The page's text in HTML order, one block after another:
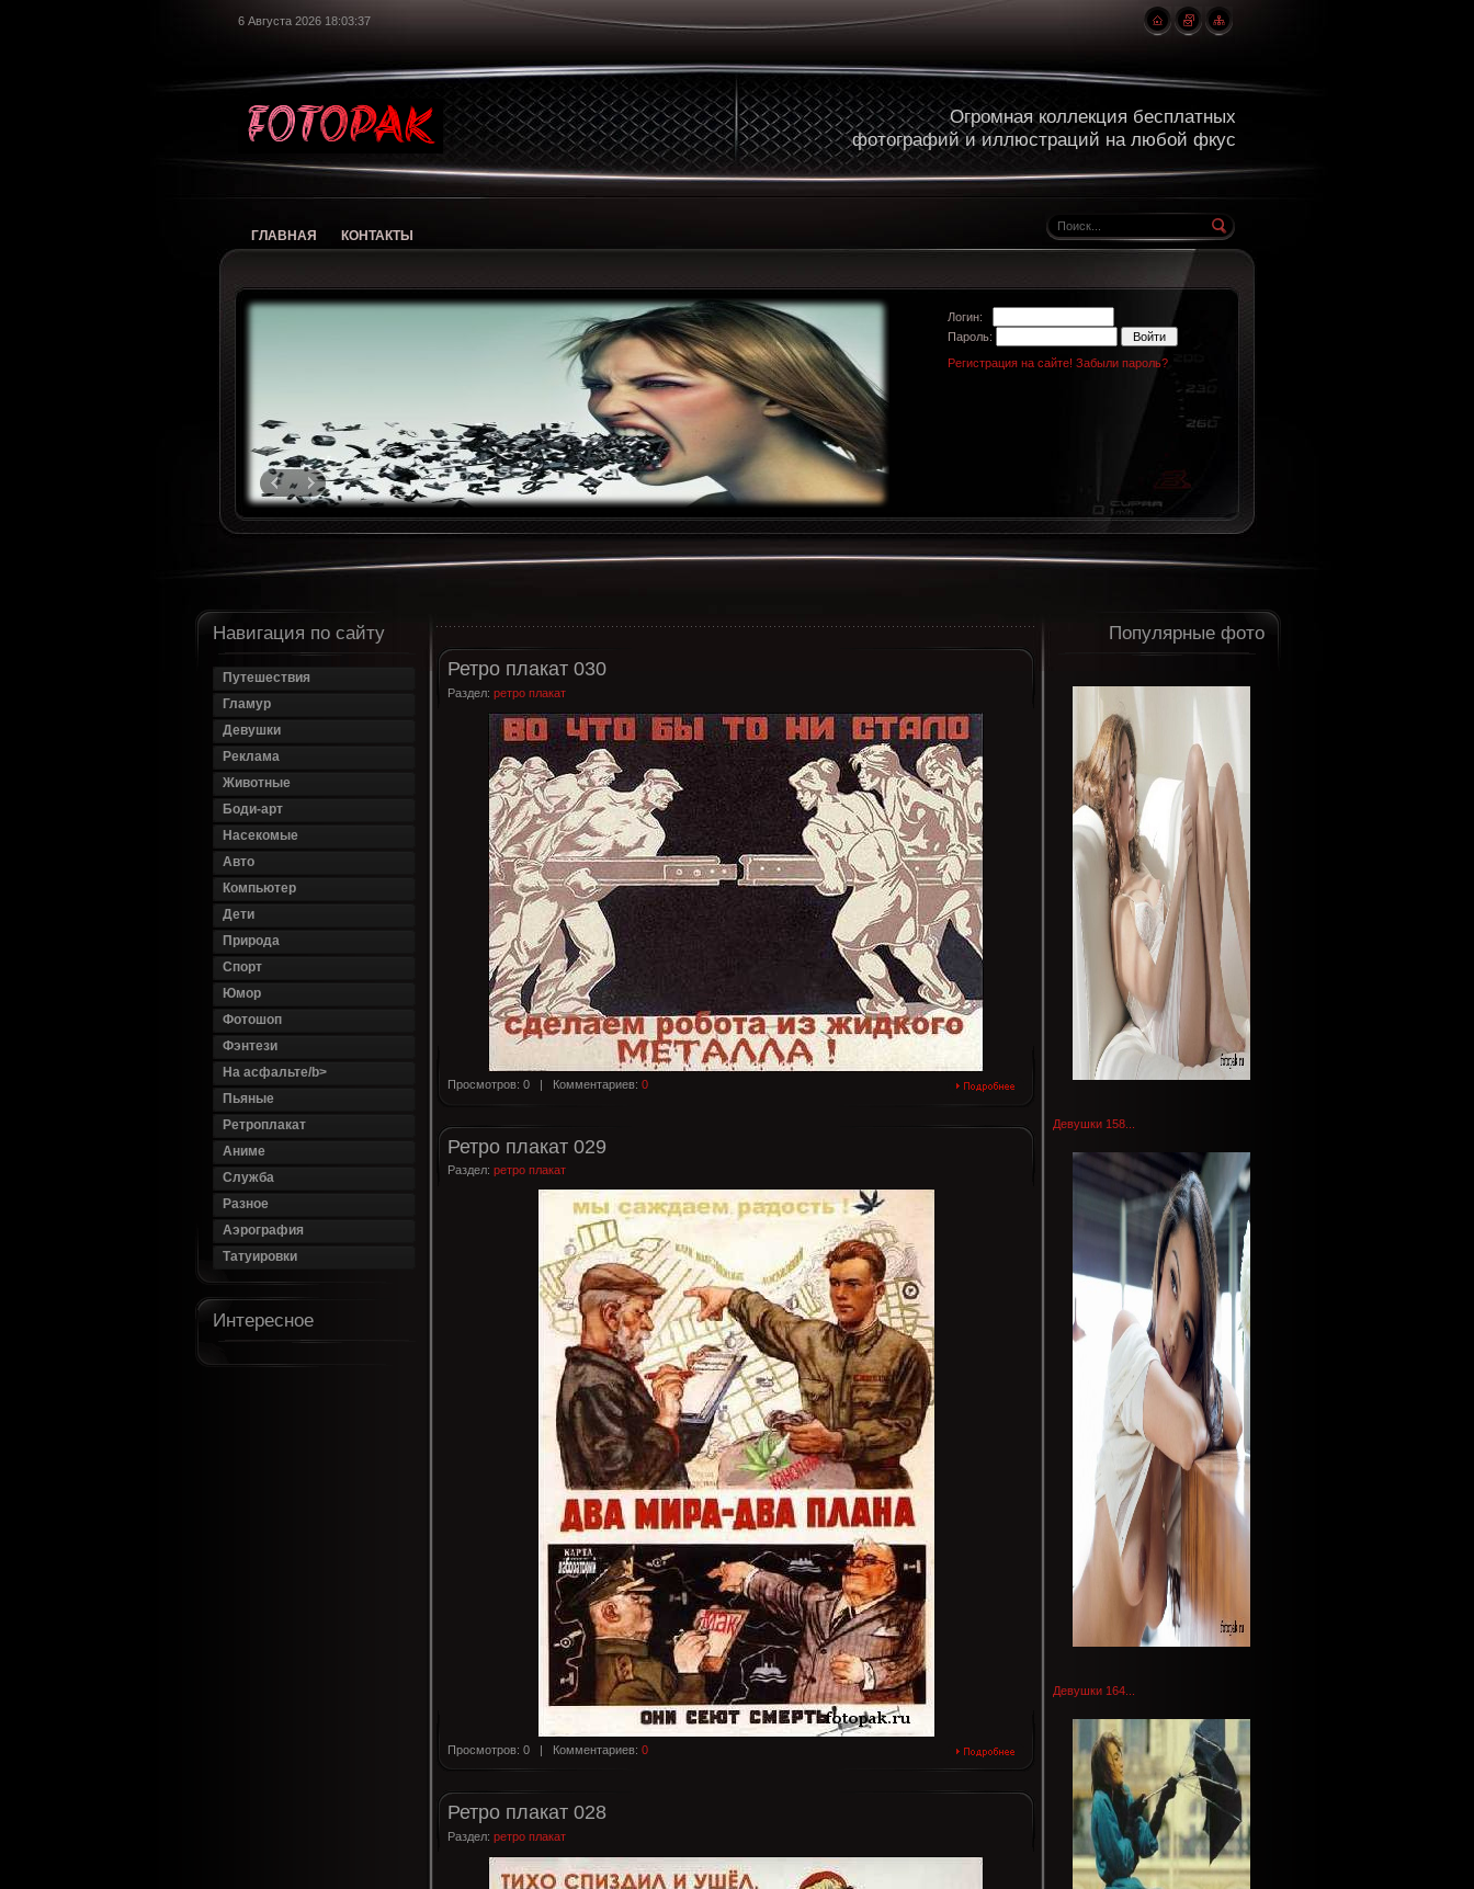
6 Августа 2026 18:03:38
Огромная коллекция бесплатных
фотографий и иллюстраций на любой фкус
ГЛАВНАЯ КОНТАКТЫ
Логин:
Пароль:
Регистрация на сайте! Забыли пароль?
Ретро плакат 030
Раздел: ретро плакат
Просмотров: 0 | Комментариев: 0
Ретро плакат 029
Раздел: ретро плакат
Просмотров: 0 | Комментариев: 0
Ретро плакат 028
Раздел: ретро плакат
Популярные фото
Девушки 158...
Девушки 164...
Навигация по сайту
Путешествия
Гламур
Девушки
Реклама
Животные
Боди-арт
Насекомые
Авто
Компьютер
Дети
Природа
Спорт
Юмор
Фотошоп
Фэнтези
На асфальте/b>
Пьяные
Ретроплакат
Аниме
Служба
Разное
Аэрография
Татуировки
Интересное